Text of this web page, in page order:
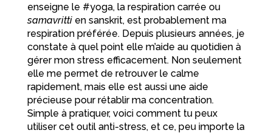
enseigne le #yoga, la respiration carrée ou
samavrittien sanskrit, est probablement ma
respiration préférée. Depuis plusieurs années, je
constate à quel point elle m’aide au quotidien à
gérer mon stress efficacement. Non seulement
elle me permet de retrouver le calme
rapidement, mais elle est aussi une aide
précieuse pour rétablir ma concentration.
Simple à pratiquer, voici comment tu peux
utiliser cet outil anti-stress, et ce, peu importe la